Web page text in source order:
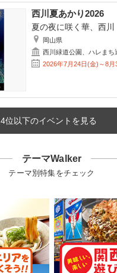
西川夏あかり2026
夏の夜に咲く華、西川
岡山県
西川緑道公園、ハレまち
2026年7月24日(金)～8月
4位以下のイベントを見る
テーマWalker
テーマ別特集をチェック